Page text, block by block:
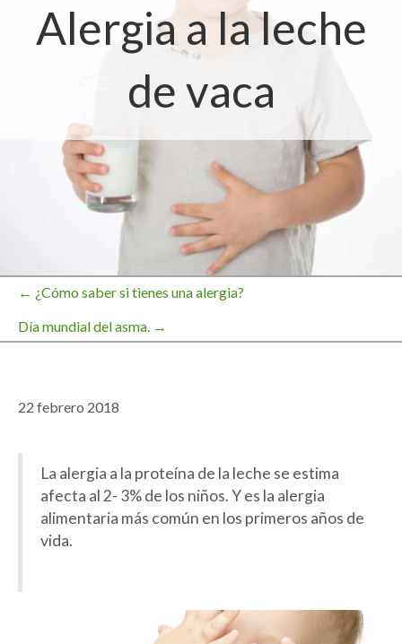
Alergia a la leche
de vaca
Navegación
entradas
← ¿Cómo saber si tienes una alergia?
Día mundial del asma. →
22 febrero 2018
La alergia a la proteína de la leche se estima
afecta al 2- 3% de los niños. Y es la alergia
alimentaria más común en los primeros años de
vida.